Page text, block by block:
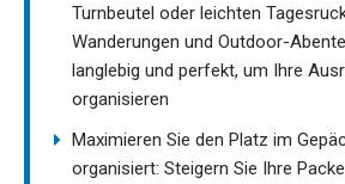
Turnbeutel oder leichten
Wanderungen und Outdoor-
langlebig und perfekt, um Ihre
organisieren
Maximieren Sie den Platz im
organisiert: Steigern Sie Ihre